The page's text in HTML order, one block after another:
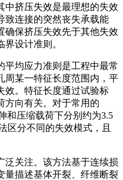
中挤压失效是最理想的失效
致连接的突然丧失承载能
确保挤压失效先于其他失效
设计准则。
平均应力准则是工程中最常
周某一特征长度范围内，平
效。特征长度通过试验标
方向有关。对于常用的
和压缩载荷下分别约为3.5
区分不同的失效模式，且
泛关注。该方法基于连续损
量描述基体开裂、纤维断裂